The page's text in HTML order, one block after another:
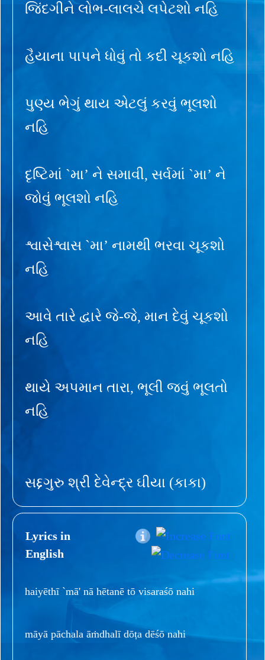
જિંદગીને લોભ-લાલચે લપેટશો નહિ
હૈયાના પાપને ધોવું તો કદી ચૂકશો નહિ
પુણ્ય ભેગું થાય એટલું કરવું ભૂલશો
નહિ
દૃષ્ટિમાં `મા’ ને સમાવી, સર્વમાં `મા’ ને
જોવું ભૂલશો નહિ
શ્વાસેશ્વાસ `મા’ નામથી ભરવા ચૂકશો
નહિ
આવે તારે દ્વારે જે-જે, માન દેવું ચૂકશો
નહિ
થાયે અપમાન તારા, ભૂલી જવું ભૂલતો
નહિ
સદ્દગુરુ શ્રી દેવેન્દ્ર ઘીયા (કાકા)
Lyrics in
English
haiyēthī `mā' nā hētanē tō visaraśō nahi
māyā pāchala āṁdhalī dōṭa dēśō nahi